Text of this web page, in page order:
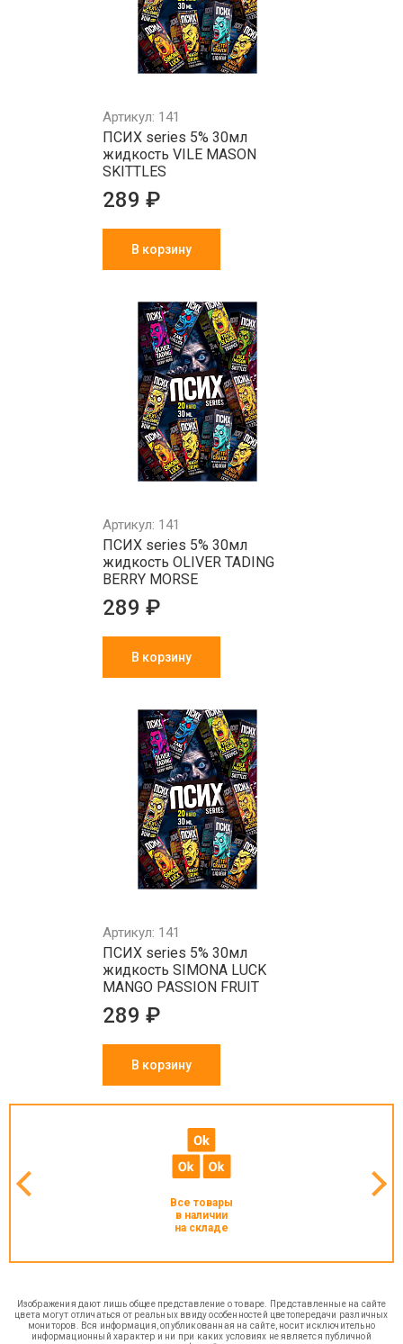
Артикул: 141
ПСИХ series 5% 30мл
жидкость VILE MASON
SKITTLES
289 ₽
В корзину
Артикул: 141
ПСИХ series 5% 30мл
жидкость OLIVER TADING
BERRY MORSE
289 ₽
В корзину
Артикул: 141
ПСИХ series 5% 30мл
жидкость SIMONA LUCK
MANGO PASSION FRUIT
289 ₽
В корзину
Все товары
в наличии
на складе
Изображения дают лишь общее представление о товаре. Представленные на сайте
цвета могут отличаться от реальных ввиду особенностей цветопередачи различных
мониторов. Вся информация, опубликованная на сайте, носит исключительно
информационный характер и ни при каких условиях не является публичной